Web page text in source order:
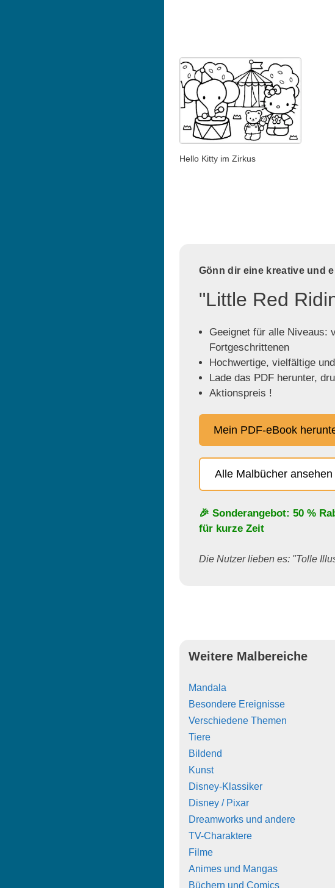
Hello Kitty im Zirkus
Gönn dir eine kreative und
"Little Red
Geeignet für alle Niveaus:
Fortgeschrittenen
Hochwertige, vielfältige
Lade das PDF herunter,
Aktionspreis !
Mein PDF-eBook
Alle Malbücher ansehen
🎉 Sonderangebot: 50 %
für kurze Zeit
Die Nutzer lieben es: "Tolle
Weitere Malbereiche
Mandala
Besondere Ereignisse
Verschiedene Themen
Tiere
Bildend
Kunst
Disney-Klassiker
Disney / Pixar
Dreamworks und andere
TV-Charaktere
Filme
Animes und Mangas
Büchern und Comics